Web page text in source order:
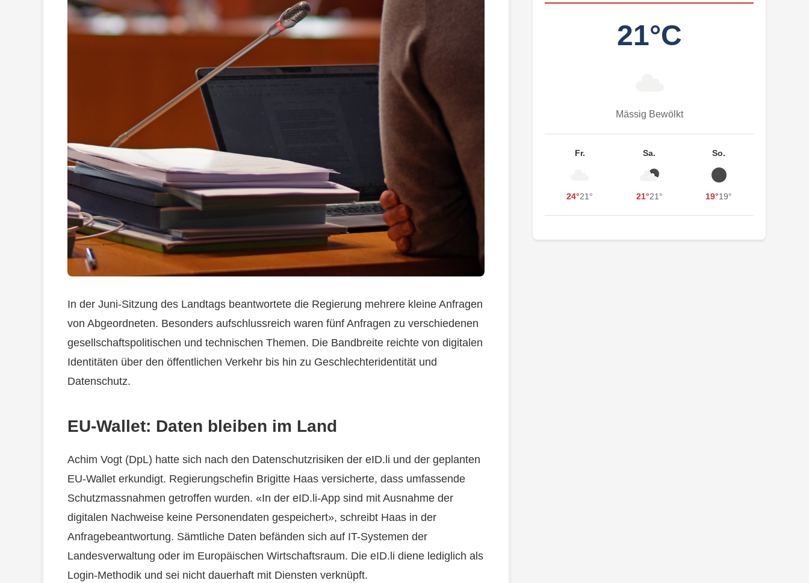
In der Juni-Sitzung des Landtags beantwortete die Regierung mehrere kleine Anfragen
von Abgeordneten. Besonders aufschlussreich waren fünf Anfragen zu verschiedenen
gesellschaftspolitischen und technischen Themen. Die Bandbreite reichte von digitalen
Identitäten über den öffentlichen Verkehr bis hin zu Geschlechteridentität und
Datenschutz.
EU-Wallet: Daten bleiben im Land
Achim Vogt (DpL) hatte sich nach den Datenschutzrisiken der eID.li und der geplanten
EU-Wallet erkundigt. Regierungschefin Brigitte Haas versicherte, dass umfassende
Schutzmassnahmen getroffen wurden. «In der eID.li-App sind mit Ausnahme der
digitalen Nachweise keine Personendaten gespeichert», schreibt Haas in der
Anfragebeantwortung. Sämtliche Daten befänden sich auf IT-Systemen der
Landesverwaltung oder im Europäischen Wirtschaftsraum. Die eID.li diene lediglich als
Login-Methodik und sei nicht dauerhaft mit Diensten verknüpft.
21°C
Mässig Bewölkt
Fr.
24°21°
Sa.
21°21°
So.
19°19°